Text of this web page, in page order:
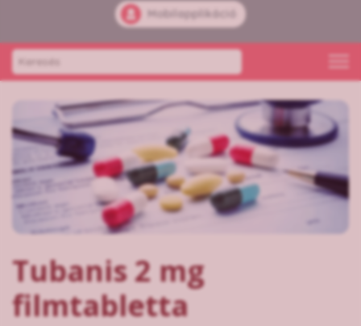
Mobilapplikáció
Tubanis 2 mg
filmtabletta